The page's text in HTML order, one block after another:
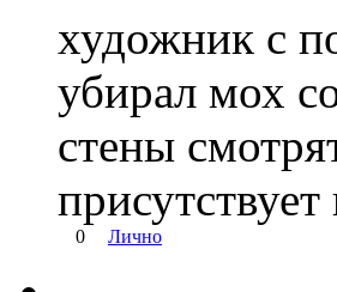
художник с
убирал мох
стены
0 Лично